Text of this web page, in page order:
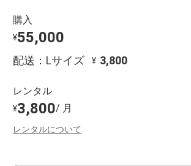
購入
¥55,000
配送：Lサイズ ¥ 3,800
レンタル
¥3,800/ 月
レンタルについて